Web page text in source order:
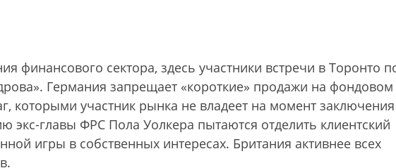
финансового сектора, здесь участники встречи в Торонто
Германия запрещает «короткие» продажи на фондовом
которыми участник рынка не владеет на момент заключения
экс-главы ФРС Пола Уолкера пытаются отделить клиентский
игры в собственных интересах. Британия активнее всех